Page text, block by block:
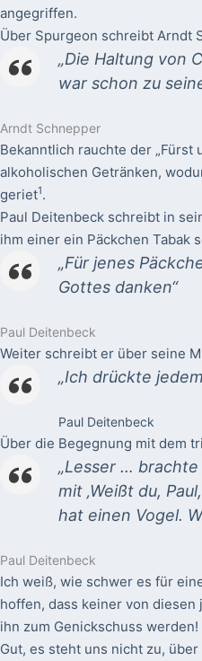
angegriffen.
Über Spurgeon schreibt Arndt
„Die Haltung von
war schon zu
Arndt Schnepper
Bekanntlich rauchte der „Fürst
alkoholischen Getränken,
geriet1.
Paul Deitenbeck schreibt in
ihm einer ein Päckchen Tabak
„Für jenes
Gottes danken“
Paul Deitenbeck
Weiter schreibt er über seine
„Ich drückte
Paul Deitenbeck
Über die Begegnung mit dem
„Lesser …
mit ‚Weißt du,
hat einen Vogel.
Paul Deitenbeck
Ich weiß, wie schwer es für
hoffen, dass keiner von
ihn zum Genickschuss werden!
Gut, es steht uns nicht zu,